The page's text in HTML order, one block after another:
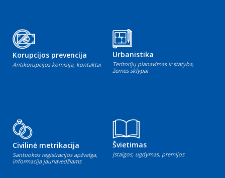
Korupcijos prevencija
Antikorupcijos komisija, kontaktai
Urbanistika
Teritorijų planavimas ir statyba,
žemės sklypai
Civilinė metrikacija
Santuokos registracijos apžvalga,
informacija jaunavedžiams
Švietimas
Įstaigos, ugdymas, premijos